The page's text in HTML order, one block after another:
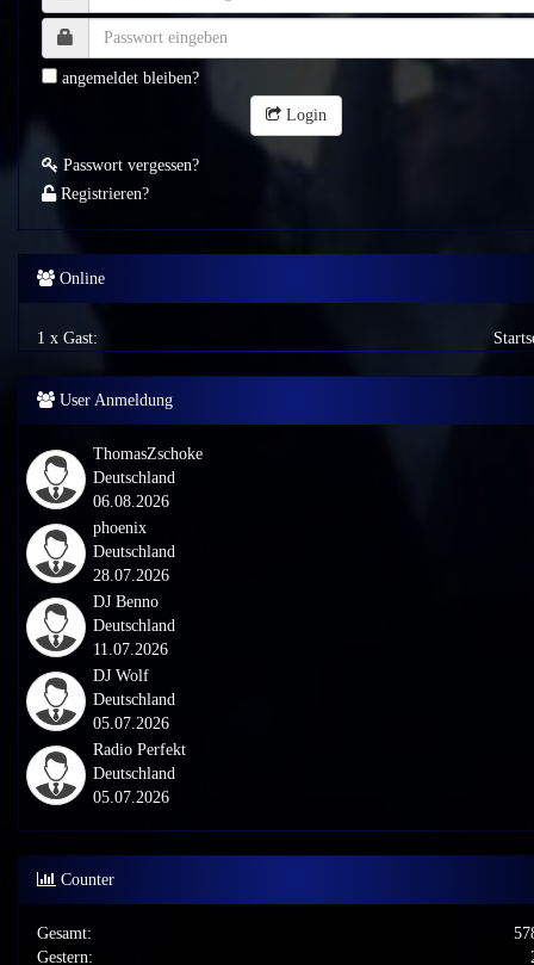
angemeldet bleiben?
Login
Passwort vergessen?
Registrieren?
Online
1 x Gast:
User Anmeldung
ThomasZschoke
Deutschland
06.08.2026
phoenix
Deutschland
28.07.2026
DJ Benno
Deutschland
11.07.2026
DJ Wolf
Deutschland
05.07.2026
Radio Perfekt
Deutschland
05.07.2026
Counter
Gesamt:
Gestern: